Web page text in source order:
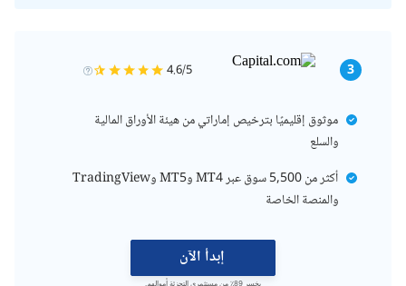
إبدأ الآن
يخسر 89٪ من مستثمري التجزئة أموالهم.
3
4.6/5
موثوق إقليميًا بترخيص إماراتي من هيئة الأوراق المالية
والسلع
أكثر من 5,500 سوق عبر MT4 وMT5 وTradingView
والمنصة الخاصة